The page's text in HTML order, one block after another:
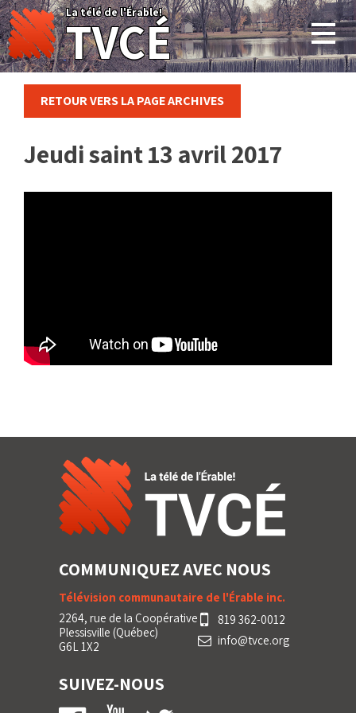
Skip
to
content
La télé de l'Érable!
TVCÉ
RETOUR VERS LA PAGE ARCHIVES
Jeudi saint 13 avril 2017
COMMUNIQUEZ AVEC NOUS
Télévision communautaire de l'Érable inc.
2264, rue de la Coopérative
Plessisville (Québec)
G6L 1X2
819 362-0012
info@tvce.org
SUIVEZ-NOUS